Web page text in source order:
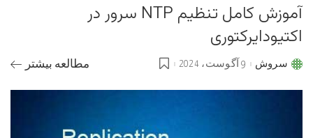
آموزش کامل تنظیم NTP سرور در
اکتیودایرکتوری
Postedسروش 9 آگوست، 2024 مطالعه بیشتر